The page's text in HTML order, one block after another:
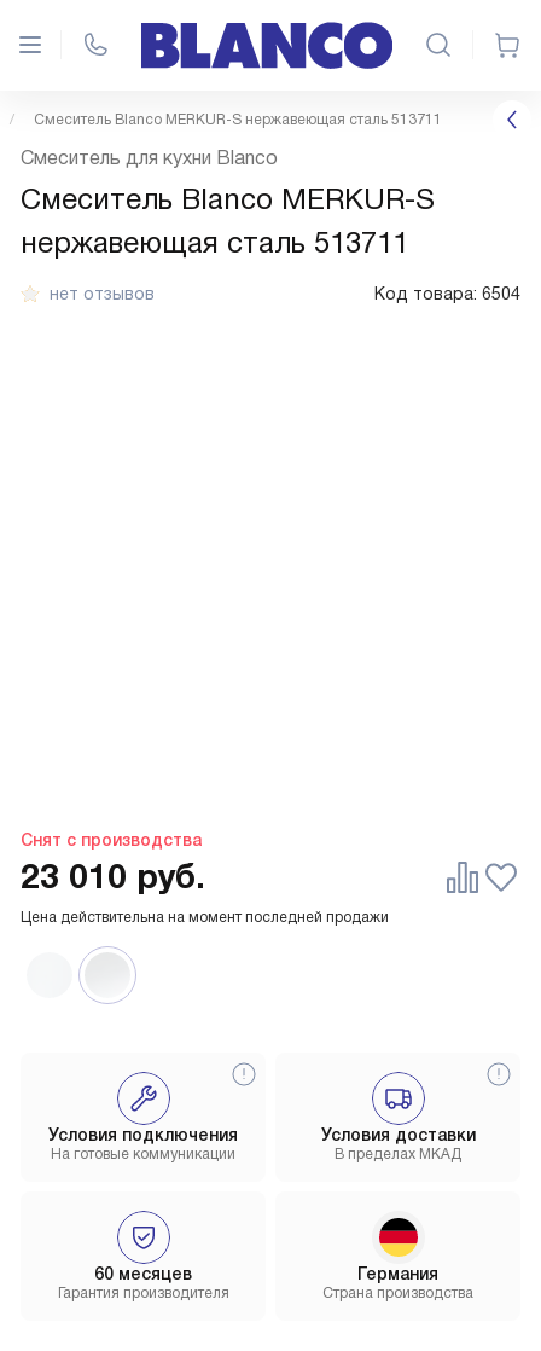
Смеситель Blanco MERKUR-S нержавеющая сталь 513711
нет отзывов Код товара: 6504
Снят с производства
Смеситель для кухни Blanco
Смеситель Blanco MERKUR-S
нержавеющая сталь 513711
Цена действительна на момент последней продажи
23 010 руб.
Условия доставки
В пределах МКАД
60 месяцев
Гарантия производителя
Условия подключения
На готовые коммуникации
Германия
Страна производства